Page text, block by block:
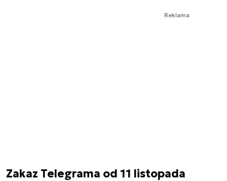
Reklama
Zakaz Telegrama od 11 listopada